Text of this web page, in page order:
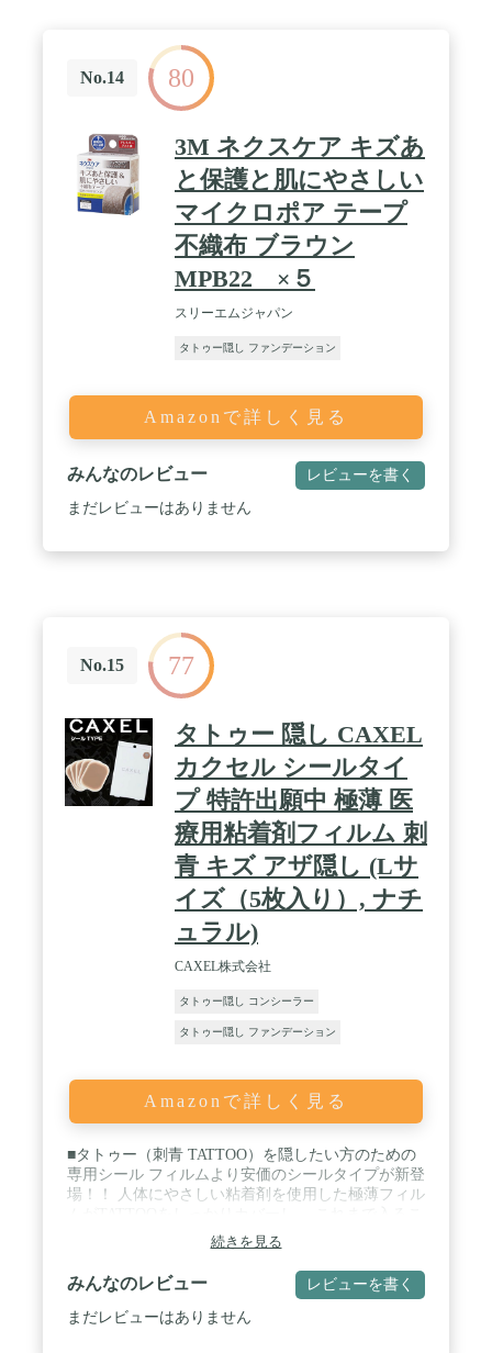
No.14 80
3M ネクスケア キズあ
と保護と肌にやさしい
マイクロポア テープ
不織布 ブラウン
MPB22 ×５
スリーエムジャパン
タトゥー隠し ファンデーション
Amazonで詳しく見る
みんなのレビュー レビューを書く
まだレビューはありません
No.15 77
タトゥー 隠し CAXEL
カクセル シールタイ
プ 特許出願中 極薄 医
療用粘着剤フィルム 刺
青 キズ アザ隠し (Lサ
イズ（5枚入り）, ナチ
ュラル)
CAXEL株式会社
タトゥー隠し コンシーラー
タトゥー隠し ファンデーション
Amazonで詳しく見る
■タトゥー（刺青 TATTOO）を隠したい方のための
専用シール フィルムより安価のシールタイプが新登
場！！ 人体にやさしい粘着剤を使用した極薄フィル
とのできなかったプールや温泉にも気兼ねなく入る
ことができる画期的なアイテムです。 極薄フィルム
で肌の色に合わせた着色で目立たない！ 貼るのも剥
がすのも簡単！現在、特許出願中。 / ■カラー ナ
チュラル / オーク / ■素材 ウレタンフィルムドレッ
続きを見る
みんなのレビュー レビューを書く
まだレビューはありません